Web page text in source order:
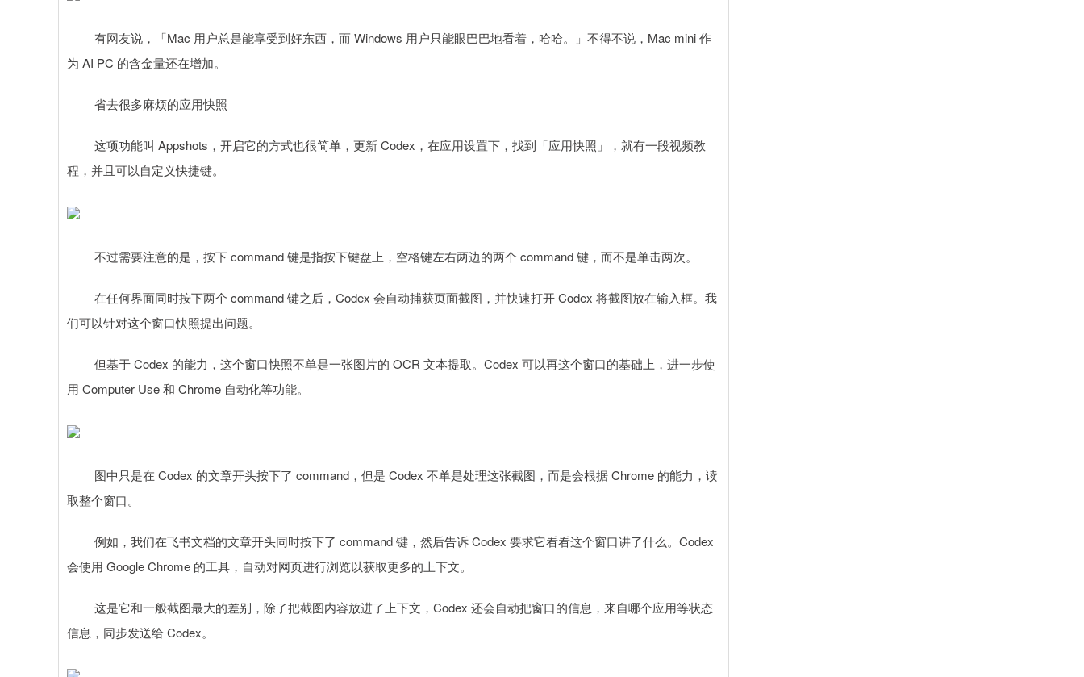
有网友说，「Mac 用户总是能享受到好东西，而 Windows 用户只能眼巴巴地看着，哈哈。」不得不说，Mac mini 作
为 AI PC 的含金量还在增加。
省去很多麻烦的应用快照
这项功能叫 Appshots，开启它的方式也很简单，更新 Codex，在应用设置下，找到「应用快照」，就有一段视频教
程，并且可以自定义快捷键。
不过需要注意的是，按下 command 键是指按下键盘上，空格键左右两边的两个 command 键，而不是单击两次。
在任何界面同时按下两个 command 键之后，Codex 会自动捕获页面截图，并快速打开 Codex 将截图放在输入框。我
们可以针对这个窗口快照提出问题。
但基于 Codex 的能力，这个窗口快照不单是一张图片的 OCR 文本提取。Codex 可以再这个窗口的基础上，进一步使
用 Computer Use 和 Chrome 自动化等功能。
图中只是在 Codex 的文章开头按下了 command，但是 Codex 不单是处理这张截图，而是会根据 Chrome 的能力，读
取整个窗口。
例如，我们在飞书文档的文章开头同时按下了 command 键，然后告诉 Codex 要求它看看这个窗口讲了什么。Codex
会使用 Google Chrome 的工具，自动对网页进行浏览以获取更多的上下文。
这是它和一般截图最大的差别，除了把截图内容放进了上下文，Codex 还会自动把窗口的信息，来自哪个应用等状态
信息，同步发送给 Codex。